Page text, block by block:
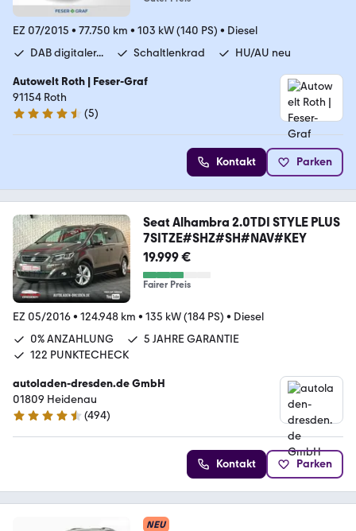
EZ 07/2015 • 77.750 km • 103 kW (140 PS) • Diesel
DAB digitaler...
Schaltlenkrad HU/AU neu
Autowelt Roth | Feser-Graf
91154 Roth
4.4 Sterne
(5)
Kontakt Parken
Seat Alhambra 2.0TDI STYLE PLUS
7SITZE#SHZ#SH#NAV#KEY
19.999 €
Fairer Preis
EZ 05/2016• 124.948 km • 135 kW (184 PS) • Diesel
0% ANZAHLUNG
5 JAHRE GARANTIE
122 PUNKTECHECK
autoladen-dresden.de GmbH
01809 Heidenau
4.5 Sterne
(494)
Kontakt Parken
NEU